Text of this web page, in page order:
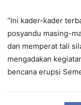
“Ini kader-kader
posyandu masing-
dan memperat tali
mengadakan
bencana erupsi